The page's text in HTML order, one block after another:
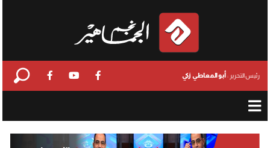
رئيس التحرير : أبو المعاطي زكي